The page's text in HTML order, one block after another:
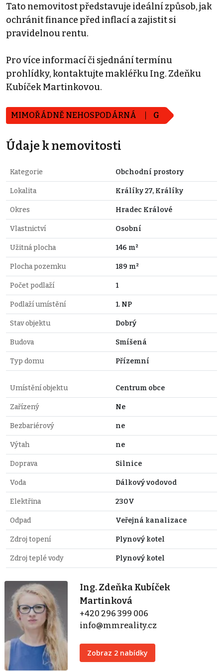
Tato nemovitost představuje ideální způsob, jak
ochránit finance před inflací a zajistit si
pravidelnou rentu.
Pro více informací či sjednání termínu
prohlídky, kontaktujte makléřku Ing. Zdeňku
Kubíček Martinkovou.
MIMOŘÁDNĚ NEHOSPODÁRNÁ G
Údaje k nemovitosti
Kategorie Obchodní prostory
Lokalita Králíky 27, Králíky
Okres Hradec Králové
Vlastnictví Osobní
Užitná plocha 146 m²
Plocha pozemku 189 m²
Počet podlaží 1
Podlaží umístění 1. NP
Stav objektu Dobrý
Budova Smíšená
Typ domu Přízemní
Umístění objektu Centrum obce
Zařízený Ne
Bezbariérový ne
Výtah ne
Doprava Silnice
Voda Dálkový vodovod
Elektřina 230V
Odpad Veřejná kanalizace
Zdroj topení Plynový kotel
Zdroj teplé vody Plynový kotel
Ing. Zdeňka Kubíček
Martinková
+420 296 399 006
info@mmreality.cz
Zobraz 2 nabídky